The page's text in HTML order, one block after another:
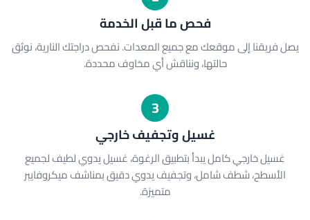
فحص ما قبل الخدمة
يصل فريقنا إلى موقعك مع جميع المعدات. نفحص دراجتك النارية، نوثق
حالتها، ونناقش أي مخاوف محددة.
3
غسيل وتجفيف خارجي
غسيل خارجي كامل يبدأ بتطبيق الرغوة، غسيل يدوي لطيف لجميع
الأسطح، شطف شامل، وتجفيف يدوي دقيق بمناشف ميكروفايبر
متميزة.